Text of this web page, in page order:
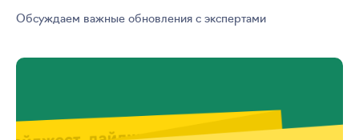
Обсуждаем важные обновления с экспертами